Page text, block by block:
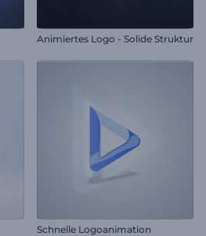
Animiertes Logo - Solide Struktur
Schnelle Logoanimation